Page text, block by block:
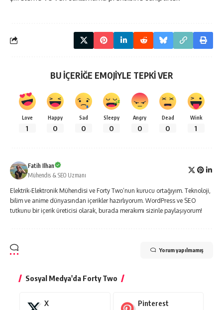
BU İÇERİĞE EMOJİYLE TEPKİ VER
Love
1
Happy
0
Sad
0
Sleepy
0
Angry
0
Dead
0
Wink
1
Fatih Ilhan
Mühendis & SEO Uzmanı
Elektrik-Elektronik Mühendisi ve Forty Two’nun kurucu ortağıyım. Teknoloji,
bilim ve anime dünyasından içerikler hazırlıyorum. WordPress ve SEO
tutkunu bir içerik üreticisi olarak, burada merakımı sizinle paylaşıyorum!
Yorum yapılmamış
Sosyal Medya'da Forty Two
X Pinterest